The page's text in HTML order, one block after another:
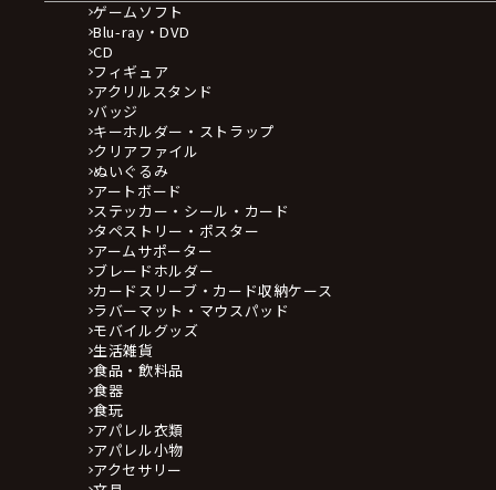
ゲームソフト
Blu-ray・DVD
CD
フィギュア
アクリルスタンド
バッジ
キーホルダー・ストラップ
クリアファイル
ぬいぐるみ
アートボード
ステッカー・シール・カード
タペストリー・ポスター
アームサポーター
ブレードホルダー
カードスリーブ・カード収納ケース
ラバーマット・マウスパッド
モバイルグッズ
生活雑貨
食品・飲料品
食器
食玩
アパレル衣類
アパレル小物
アクセサリー